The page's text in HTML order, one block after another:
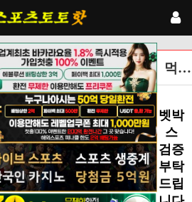
먹튀검증토토사이트 글보기
벳박
스
검증
부탁
드립